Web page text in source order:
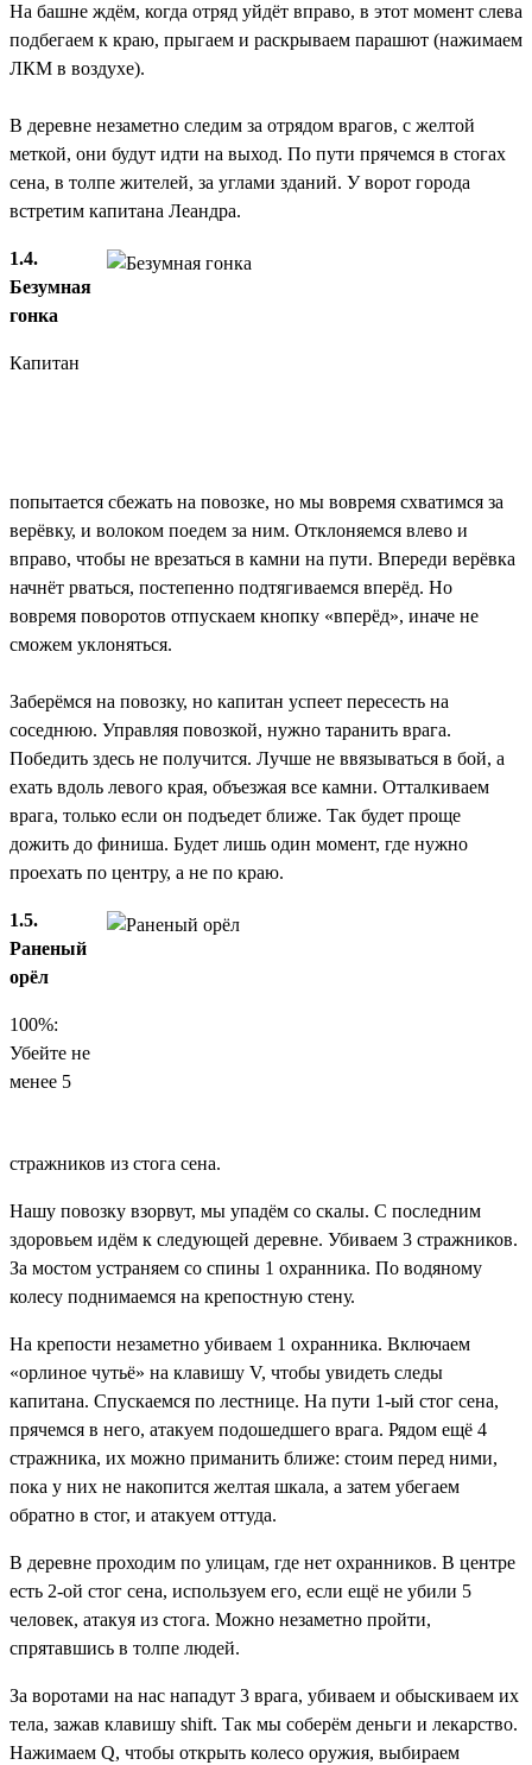
На башне ждём, когда отряд уйдёт вправо, в этот момент слева
подбегаем к краю, прыгаем и раскрываем парашют (нажимаем
ЛКМ в воздухе).
В деревне незаметно следим за отрядом врагов, с желтой
меткой, они будут идти на выход. По пути прячемся в стогах
сена, в толпе жителей, за углами зданий. У ворот города
встретим капитана Леандра.
1.4.
Безумная
гонка
Капитан
попытается сбежать на повозке, но мы вовремя схватимся за
верёвку, и волоком поедем за ним. Отклоняемся влево и
вправо, чтобы не врезаться в камни на пути. Впереди верёвка
начнёт рваться, постепенно подтягиваемся вперёд. Но
вовремя поворотов отпускаем кнопку «вперёд», иначе не
сможем уклоняться.
Заберёмся на повозку, но капитан успеет пересесть на
соседнюю. Управляя повозкой, нужно таранить врага.
Победить здесь не получится. Лучше не ввязываться в бой, а
ехать вдоль левого края, объезжая все камни. Отталкиваем
врага, только если он подъедет ближе. Так будет проще
дожить до финиша. Будет лишь один момент, где нужно
проехать по центру, а не по краю.
1.5.
Раненый
орёл
100%:
Убейте не
менее 5
стражников из стога сена.
Нашу повозку взорвут, мы упадём со скалы. С последним
здоровьем идём к следующей деревне. Убиваем 3 стражников.
За мостом устраняем со спины 1 охранника. По водяному
колесу поднимаемся на крепостную стену.
На крепости незаметно убиваем 1 охранника. Включаем
«орлиное чутьё» на клавишу V, чтобы увидеть следы
капитана. Спускаемся по лестнице. На пути 1-ый стог сена,
прячемся в него, атакуем подошедшего врага. Рядом ещё 4
стражника, их можно приманить ближе: стоим перед ними,
пока у них не накопится желтая шкала, а затем убегаем
обратно в стог, и атакуем оттуда.
В деревне проходим по улицам, где нет охранников. В центре
есть 2-ой стог сена, используем его, если ещё не убили 5
человек, атакуя из стога. Можно незаметно пройти,
спрятавшись в толпе людей.
За воротами на нас нападут 3 врага, убиваем и обыскиваем их
тела, зажав клавишу shift. Так мы соберём деньги и лекарство.
Нажимаем Q, чтобы открыть колесо оружия, выбираем